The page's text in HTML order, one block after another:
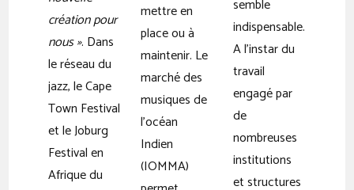
création pour
nous ». Dans
le réseau du
jazz, le Cape
Town Festival
et le Joburg
Festival en
Afrique du
mettre en
place ou à
maintenir. Le
marché des
musiques de
l’océan
Indien
(IOMMA)
semble
indispensable.
A l’instar du
travail
engagé par
de
nombreuses
institutions
et structures